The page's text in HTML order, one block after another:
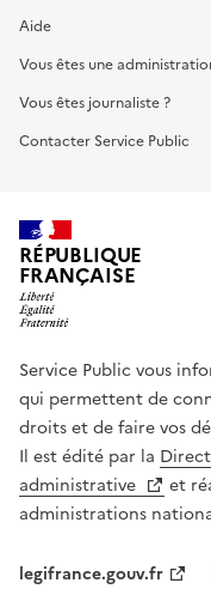
Aide
Vous êtes une
Vous êtes journaliste ?
Contacter Service Public
RÉPUBLIQUE
FRANÇAISE
Service Public vous
qui permettent de
droits et de faire vos
Il est édité par la
administrative
et
administrations
legifrance.gouv.fr